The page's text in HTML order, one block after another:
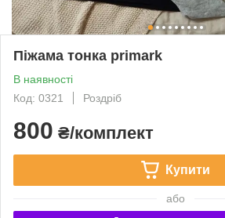
Піжама тонка primark
В наявності
Код: 0321
Роздріб
800 ₴/комплект
Купити
або